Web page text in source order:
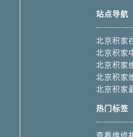
站点导航
北京积家
北京积家
北京积家
北京积家
北京积家
热门标签